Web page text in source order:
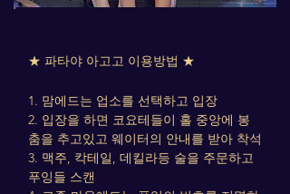
★ 파타야 아고고 이용방법 ★
1. 맘에드는 업소를 선택하고 입장
2. 입장을 하면 코요테들이 홀 중앙에 봉
춤을 추고있고 웨이터의 안내를 받아 착석
3. 맥주, 칵테일, 데킬라등 술을 주문하고
푸잉들 스캔